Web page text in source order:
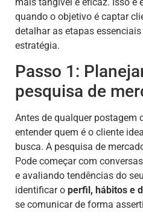
quando o objetivo é captar
detalhar as etapas
estratégia.
Passo 1:
pesquisa de
Antes de qualquer postagem
entender quem é o cliente
busca. A pesquisa de
Pode começar com
e avaliando tendências do
identificar o perfil, hábitos e
se comunicar de forma